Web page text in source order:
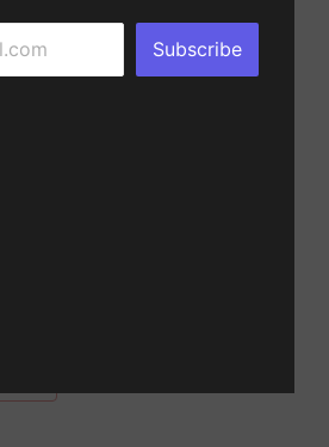
DISFERTE DE PURA
Subscribe